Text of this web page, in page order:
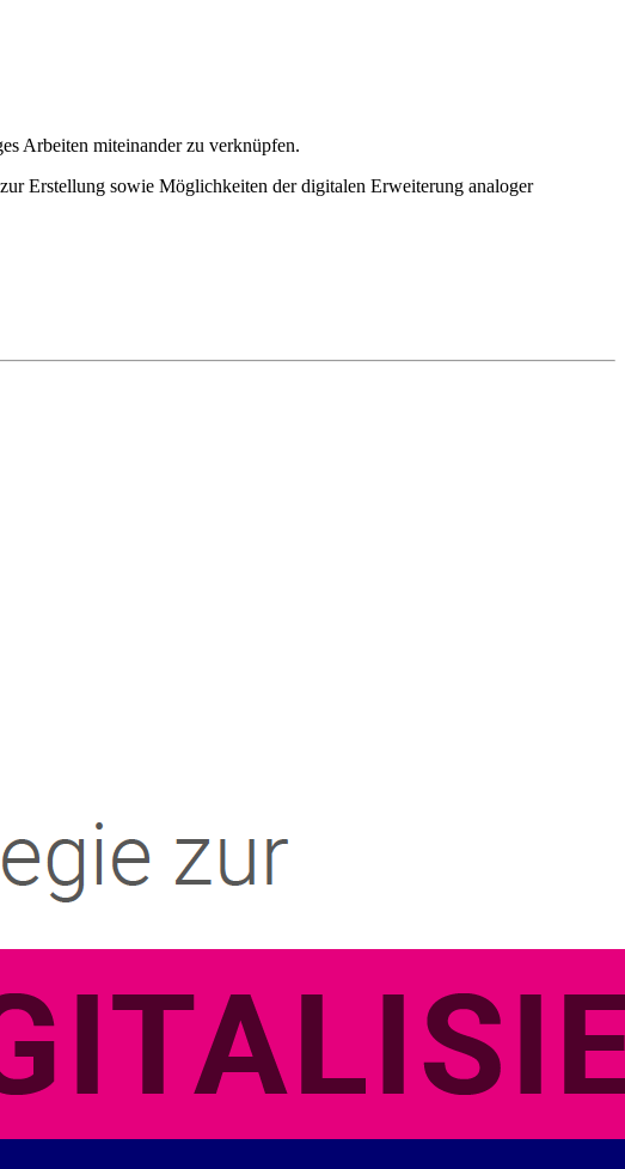
Arbeiten miteinander zu verknüpfen.
Erstellung sowie Möglichkeiten der digitalen Erweiterung analoger